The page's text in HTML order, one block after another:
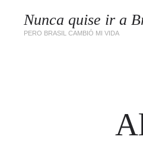
Nunca quise ir a
PERO BRASIL CAMBIÓ MI VIDA